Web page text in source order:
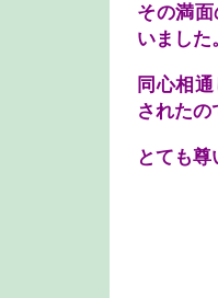
その満
いました。
同心相
されたの
とても尊